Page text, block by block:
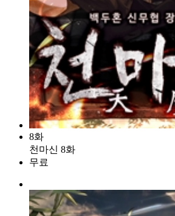
8화
천마신 8화
무료